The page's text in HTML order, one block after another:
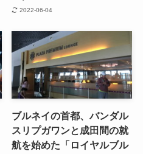
2022-06-04
ブルネイの首都、バンダル
スリプガワンと成田間の就
航を始めた「ロイヤルブル